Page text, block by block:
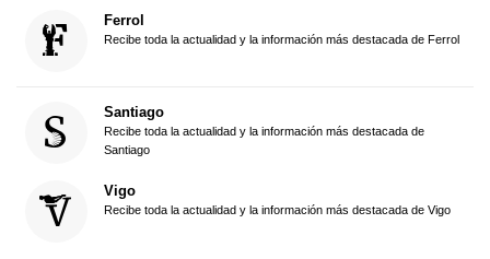
Ferrol
Recibe toda la actualidad y la información más destacada de Ferrol
Santiago
Recibe toda la actualidad y la información más destacada de
Santiago
Vigo
Recibe toda la actualidad y la información más destacada de Vigo